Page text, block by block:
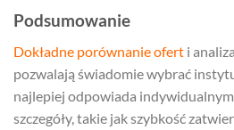
Podsumowanie
Dokładne porównanie ofert i
pozwalają świadomie wybrać
najlepiej odpowiada
szczegóły, takie jak szybkość